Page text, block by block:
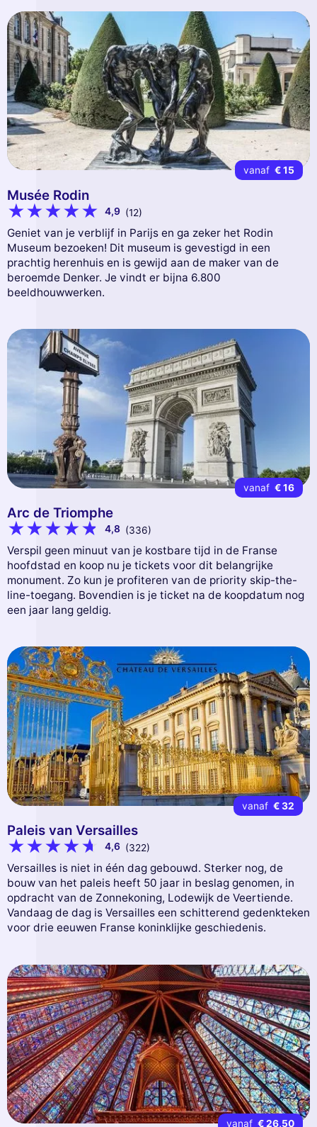
vanaf € 15
Musée Rodin
4,9 (12)
Geniet van je verblijf in Parijs en ga zeker het Rodin
Museum bezoeken! Dit museum is gevestigd in een
prachtig herenhuis en is gewijd aan de maker van de
beroemde Denker. Je vindt er bijna 6.800
beeldhouwwerken.
vanaf € 16
Arc de Triomphe
4,8 (336)
Verspil geen minuut van je kostbare tijd in de Franse
hoofdstad en koop nu je tickets voor dit belangrijke
monument. Zo kun je profiteren van de priority skip-the-
line-toegang. Bovendien is je ticket na de koopdatum nog
een jaar lang geldig.
vanaf € 32
Paleis van Versailles
4,6 (322)
Versailles is niet in één dag gebouwd. Sterker nog, de
bouw van het paleis heeft 50 jaar in beslag genomen, in
opdracht van de Zonnekoning, Lodewijk de Veertiende.
Vandaag de dag is Versailles een schitterend gedenkteken
voor drie eeuwen Franse koninklijke geschiedenis.
vanaf € 26,50